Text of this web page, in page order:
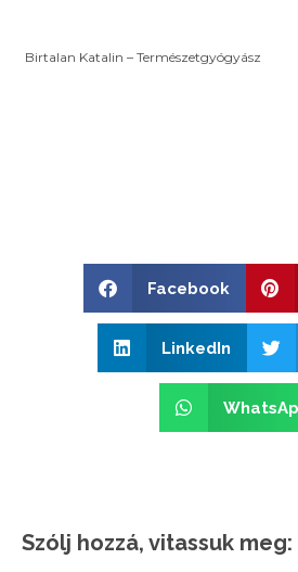
Birtalan Katalin – Természetgyógyász
Facebook
LinkedIn
Szólj hozzá, vitassuk meg: